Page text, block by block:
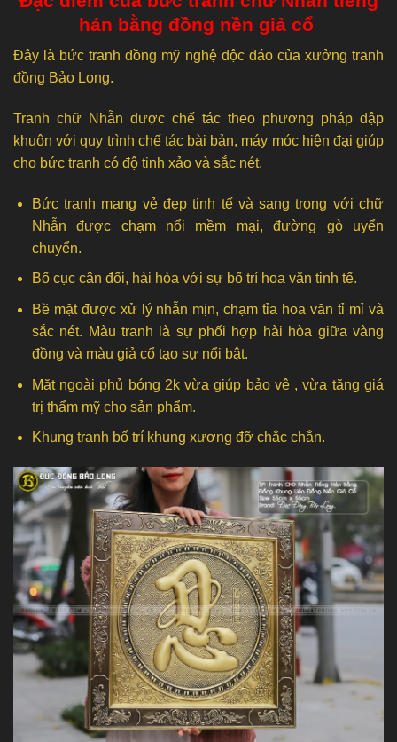
hán bằng đồng nền giả cổ
Đây là bức tranh đồng mỹ nghệ độc đáo của xưởng tranh
đồng Bảo Long.
Tranh chữ Nhẫn được chế tác theo phương pháp dập
khuôn với quy trình chế tác bài bản, máy móc hiện đại giúp
cho bức tranh có độ tinh xảo và sắc nét.
Bức tranh mang vẻ đẹp tinh tế và sang trọng với chữ
Nhẫn được chạm nổi mềm mại, đường gò uyển
chuyển.
Bố cục cân đối, hài hòa với sự bố trí hoa văn tinh tế.
Bề mặt được xử lý nhẵn mịn, chạm tỉa hoa văn tỉ mỉ và
sắc nét. Màu tranh là sự phối hợp hài hòa giữa vàng
đồng và màu giả cổ tạo sự nổi bật.
Mặt ngoài phủ bóng 2k vừa giúp bảo vệ , vừa tăng giá
trị thẩm mỹ cho sản phẩm.
Khung tranh bố trí khung xương đỡ chắc chắn.